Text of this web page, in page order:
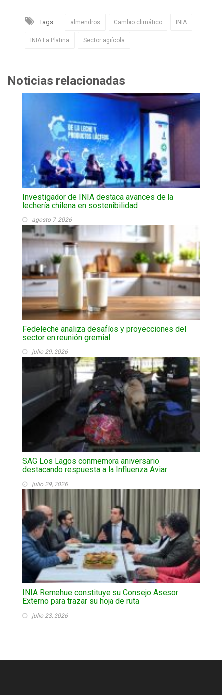
Tags: almendros Cambio climático INIA
INIA La Platina Sector agrícola
Noticias relacionadas
Investigador de INIA destaca avances de la
lechería chilena en sostenibilidad
agosto 7, 2026
Fedeleche analiza desafíos y proyecciones del
sector en reunión gremial
julio 29, 2026
SAG Los Lagos conmemora aniversario
destacando respuesta a la Influenza Aviar
julio 29, 2026
INIA Remehue constituye su Consejo Asesor
Externo para trazar su hoja de ruta
julio 23, 2026